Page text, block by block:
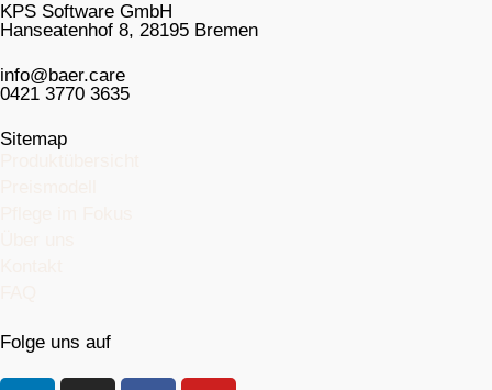
KPS Software GmbH
Hanseatenhof 8, 28195 Bremen
info@baer.care
0421 3770 3635
Sitemap
Folge uns auf